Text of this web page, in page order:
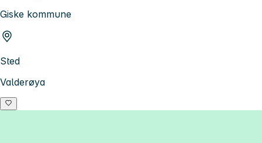
Giske kommune
Sted
Valderøya